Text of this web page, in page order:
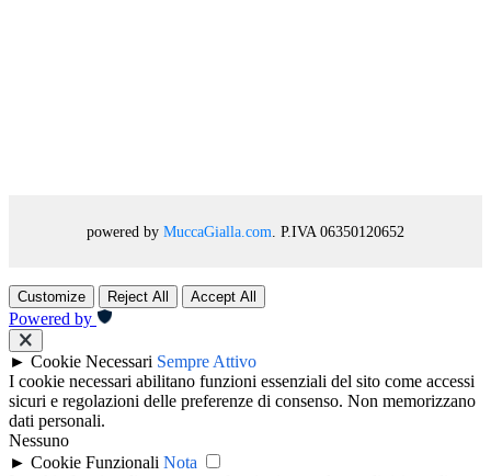
powered by MuccaGialla.com . P.IVA 06350120652
Customize Reject All Accept All
Powered by
► Cookie Necessari Sempre Attivo
I cookie necessari abilitano funzioni essenziali del sito come accessi
sicuri e regolazioni delle preferenze di consenso. Non memorizzano
dati personali.
Nessuno
► Cookie Funzionali Nota